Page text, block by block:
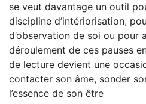
se veut davantage un outil
discipline d’intériorisation,
d’observation de soi ou pour
déroulement de ces pauses
de lecture devient une
contacter son âme, sonder
l’essence de son être